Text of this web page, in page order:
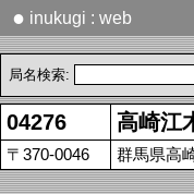
● inukugi : web
局名検索:
04276 高崎江
〒370-0046 群馬県高